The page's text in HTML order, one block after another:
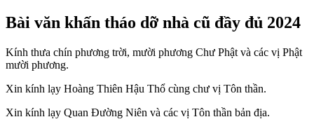
Bài văn khấn tháo dỡ nhà cũ đầy đủ 2024
Kính thưa chín phương trời, mười phương Chư Phật và các vị Phật
mười phương.
Xin kính lạy Hoàng Thiên Hậu Thổ cùng chư vị Tôn thần.
Xin kính lạy Quan Đường Niên và các vị Tôn thần bản địa.